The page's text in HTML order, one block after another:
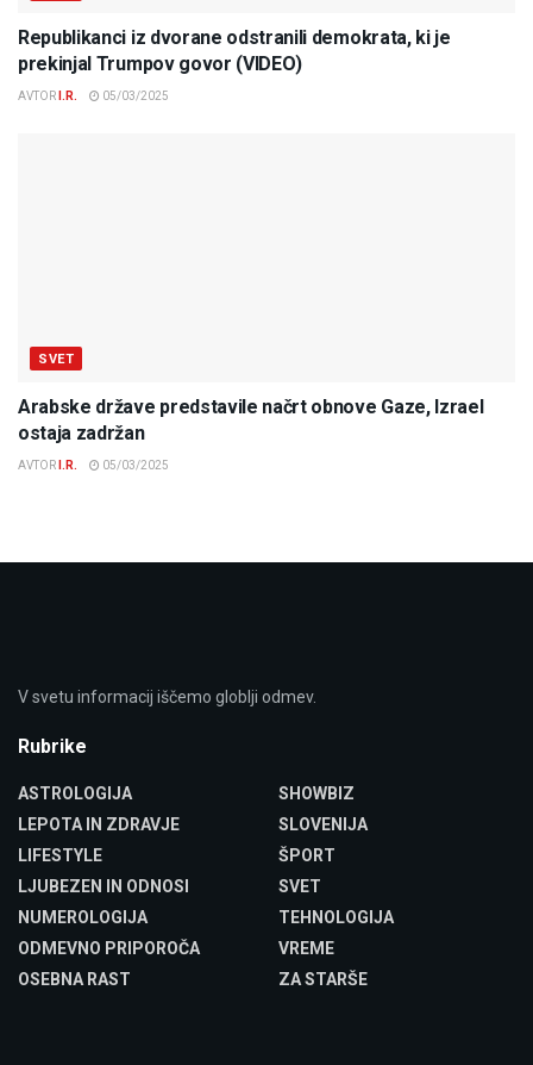
Republikanci iz dvorane odstranili demokrata, ki je
prekinjal Trumpov govor (VIDEO)
AVTOR I.R. 05/03/2025
SVET
Arabske države predstavile načrt obnove Gaze, Izrael
ostaja zadržan
AVTOR I.R. 05/03/2025
V svetu informacij iščemo globlji odmev.
Rubrike
ASTROLOGIJA
LEPOTA IN ZDRAVJE
LIFESTYLE
LJUBEZEN IN ODNOSI
NUMEROLOGIJA
ODMEVNO PRIPOROČA
OSEBNA RAST
SHOWBIZ
SLOVENIJA
ŠPORT
SVET
TEHNOLOGIJA
VREME
ZA STARŠE